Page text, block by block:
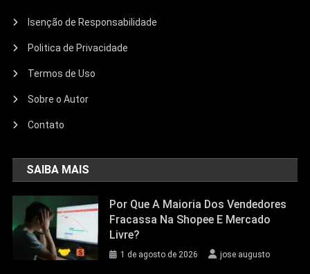
Isenção de Responsabilidade
Politica de Privacidade
Termos de Uso
Sobre o Autor
Contato
SAIBA MAIS
Por Que A Maioria Dos Vendedores
Fracassa Na Shopee E Mercado
Livre?
1 de agosto de 2026 jose augusto